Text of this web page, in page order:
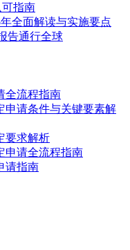
可指南
全面解读与实施要点
告通行全球
全流程指南
申请条件与关键要素解
要求解析
申请全流程指南
请指南